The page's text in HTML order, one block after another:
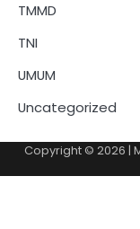
TMMD
TNI
UMUM
Uncategorized
Copyright © 2026 |